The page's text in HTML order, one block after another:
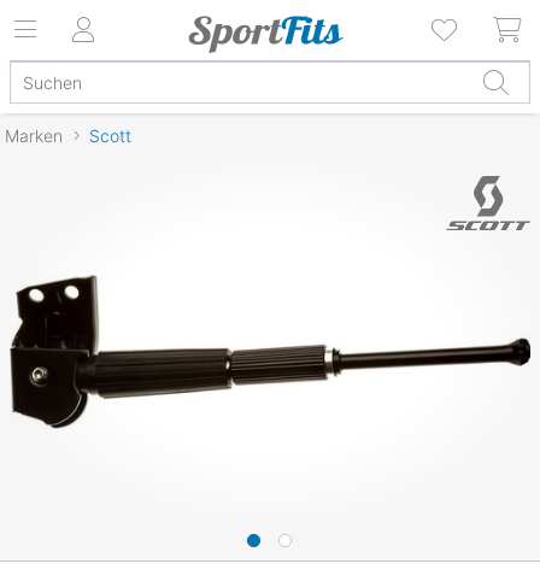
Marken Scott